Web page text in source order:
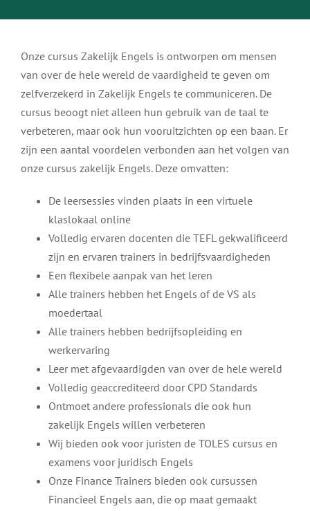
Onze cursus Zakelijk Engels is ontworpen om mensen
van over de hele wereld de vaardigheid te geven om
zelfverzekerd in Zakelijk Engels te communiceren. De
cursus beoogt niet alleen hun gebruik van de taal te
verbeteren, maar ook hun vooruitzichten op een baan. Er
zijn een aantal voordelen verbonden aan het volgen van
onze cursus zakelijk Engels. Deze omvatten:
De leersessies vinden plaats in een virtuele
klaslokaal online
Volledig ervaren docenten die TEFL gekwalificeerd
zijn en ervaren trainers in bedrijfsvaardigheden
Een flexibele aanpak van het leren
Alle trainers hebben het Engels of de VS als
moedertaal
Alle trainers hebben bedrijfsopleiding en
werkervaring
Leer met afgevaardigden van over de hele wereld
Volledig geaccrediteerd door CPD Standards
Ontmoet andere professionals die ook hun
zakelijk Engels willen verbeteren
Wij bieden ook voor juristen de TOLES cursus en
examens voor juridisch Engels
Onze Finance Trainers bieden ook cursussen
Financieel Engels aan, die op maat gemaakt